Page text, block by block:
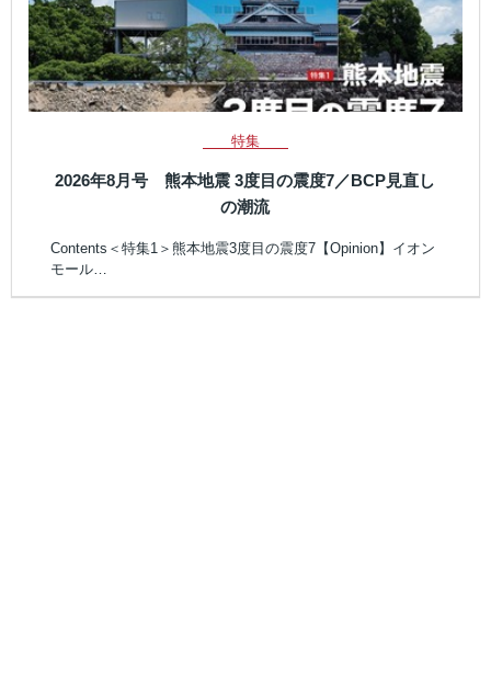
特集
2026年8月号 熊本地震 3度目の震度7／BCP見直し
の潮流
Contents＜特集1＞熊本地震3度目の震度7【Opinion】イオン
モール…